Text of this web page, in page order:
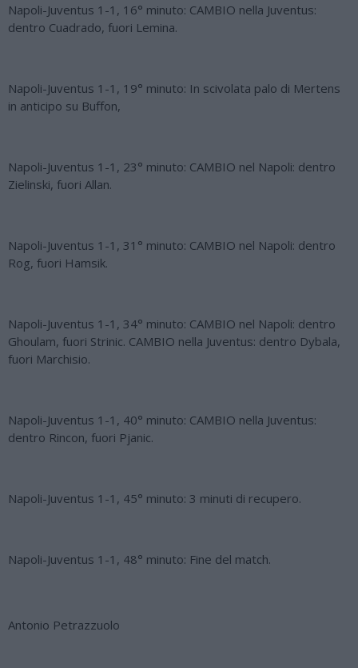
Napoli-Juventus 1-1, 16° minuto: CAMBIO nella Juventus:
dentro Cuadrado, fuori Lemina.
Napoli-Juventus 1-1, 19° minuto: In scivolata palo di Mertens
in anticipo su Buffon,
Napoli-Juventus 1-1, 23° minuto: CAMBIO nel Napoli: dentro
Zielinski, fuori Allan.
Napoli-Juventus 1-1, 31° minuto: CAMBIO nel Napoli: dentro
Rog, fuori Hamsik.
Napoli-Juventus 1-1, 34° minuto: CAMBIO nel Napoli: dentro
Ghoulam, fuori Strinic. CAMBIO nella Juventus: dentro Dybala,
fuori Marchisio.
Napoli-Juventus 1-1, 40° minuto: CAMBIO nella Juventus:
dentro Rincon, fuori Pjanic.
Napoli-Juventus 1-1, 45° minuto: 3 minuti di recupero.
Napoli-Juventus 1-1, 48° minuto: Fine del match.
Antonio Petrazzuolo